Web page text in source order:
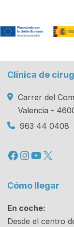
Clínica de
Carrer del
Valencia -
963 44 0408
Facebook
Instagram
YouTube
X
Cómo llegar
En coche:
Desde el centro